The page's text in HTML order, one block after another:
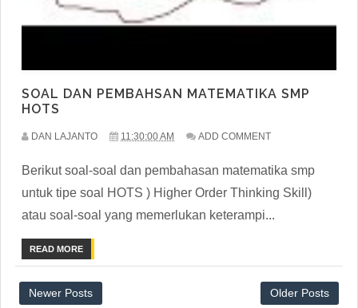
SOAL DAN PEMBAHSAN MATEMATIKA SMP
HOTS
DAN LAJANTO 11:30:00 AM ADD COMMENT
Berikut soal-soal dan pembahasan matematika smp
untuk tipe soal HOTS ) Higher Order Thinking Skill)
atau soal-soal yang memerlukan keterampi...
READ MORE
Newer Posts Older Posts